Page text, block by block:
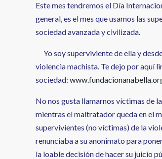
Este mes tendremos el Día
general, es el mes que usamos las
sociedad avanzada y civilizada.
Yo soy superviviente de ella y
violencia machista. Te dejo por aquí
sociedad:
No nos gusta llamarnos víctimas de
mientras el maltratador queda en el
supervivientes (no víctimas) de la
renunciaba a su anonimato para
la loable decisión de hacer su juicio